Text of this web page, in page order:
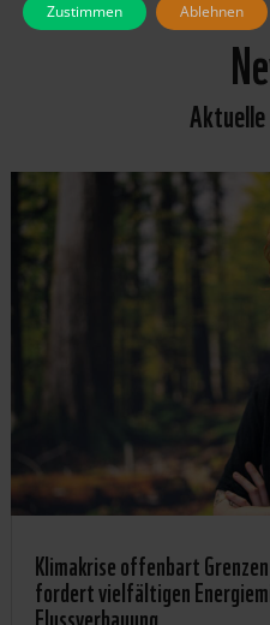
Klimakrise offenbart
fordert vielfältigen
Flussverbauung
Zustimmen Ablehnen